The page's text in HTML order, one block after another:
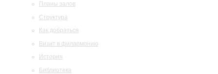
Планы залов
Структура
Как добраться
Визит в филармонию
История
Библиотека